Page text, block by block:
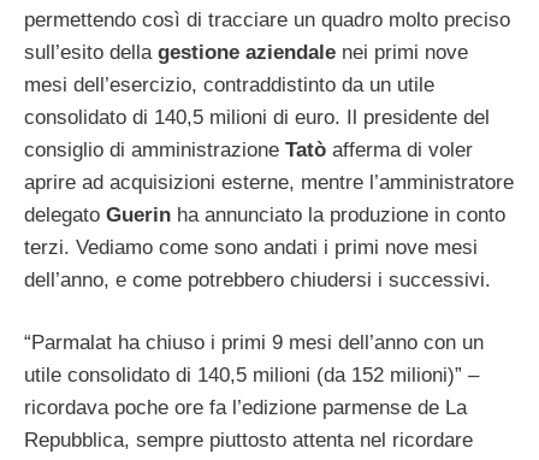
permettendo così di tracciare un quadro molto preciso
sull’esito della gestione aziendale nei primi nove
mesi dell’esercizio, contraddistinto da un utile
consolidato di 140,5 milioni di euro. Il presidente del
consiglio di amministrazione Tatò afferma di voler
aprire ad acquisizioni esterne, mentre l’amministratore
delegato Guerin ha annunciato la produzione in conto
terzi. Vediamo come sono andati i primi nove mesi
dell’anno, e come potrebbero chiudersi i successivi.
“Parmalat ha chiuso i primi 9 mesi dell’anno con un
utile consolidato di 140,5 milioni (da 152 milioni)” –
ricordava poche ore fa l’edizione parmense de La
Repubblica, sempre piuttosto attenta nel ricordare